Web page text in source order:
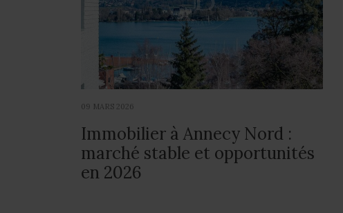
09 MARS 2026
Immobilier à Annecy Nord :
marché stable et opportunités
en 2026